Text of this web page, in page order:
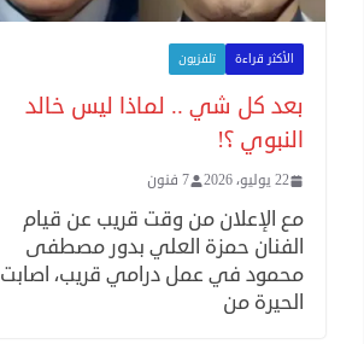
الأكثر قراءة تلفزيون
بعد كل شي .. لماذا ليس خالد
النبوي ؟!
22 يوليو، 2026 7 فنون
مع الإعلان من وقت قريب عن قيام
الفنان حمزة العلي بدور مصطفى
محمود في عمل درامي قريب، اصابت
الحيرة من